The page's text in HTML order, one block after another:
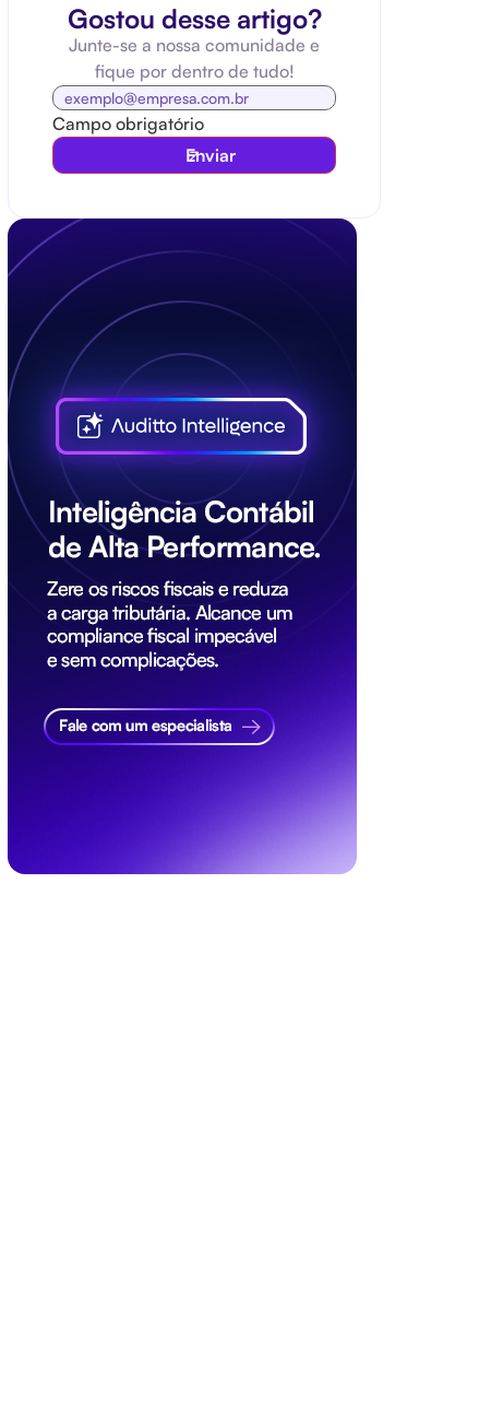
Gostou desse artigo?
Junte-se a nossa comunidade e
fique por dentro de tudo!
Campo obrigatório
Enviar